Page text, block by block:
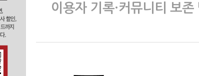
이용자 기록·커뮤니티 보